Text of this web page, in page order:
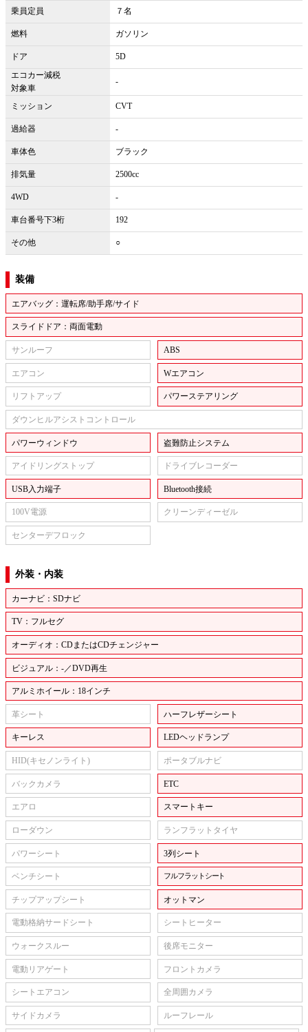
乗員定員 ７名
燃料 ガソリン
ドア
5D
エコカー減税
対象車
-
ミッション CVT
過給器 -
車体色 ブラック
排気量 2500cc
4WD -
車台番号下3桁 192
その他 ○
装備
エアバッグ：運転席/助手席/サイド
スライドドア：両面電動
サンルーフ ABS
エアコン Wエアコン
リフトアップ パワーステアリング
ダウンヒルアシストコントロール
パワーウィンドウ 盗難防止システム
アイドリングストップ ドライブレコーダー
USB入力端子 Bluetooth接続
100V電源 クリーンディーゼル
センターデフロック
外装・内装
カーナビ：SDナビ
TV：フルセグ
オーディオ：CDまたはCDチェンジャー
ビジュアル：-／DVD再生
アルミホイール：18インチ
革シート ハーフレザーシート
キーレス LEDヘッドランプ
HID(キセノンライト) ポータブルナビ
バックカメラ ETC
エアロ スマートキー
ローダウン ランフラットタイヤ
パワーシート 3列シート
ベンチシート フルフラットシート
チップアップシート オットマン
電動格納サードシート シートヒーター
ウォークスルー 後席モニター
電動リアゲート フロントカメラ
シートエアコン 全周囲カメラ
サイドカメラ ルーフレール